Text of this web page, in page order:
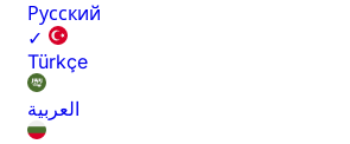
Русский
✓
Türkçe
العربية